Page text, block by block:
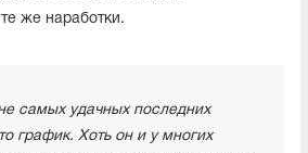
же наработки.
самых удачных последних
график. Хоть он и у многих